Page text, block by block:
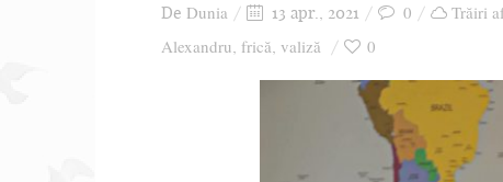
De Dunia 13 apr., 2021 0 Trăiri
Alexandru, frică, valiză 0